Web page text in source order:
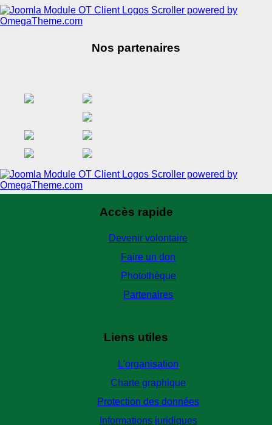
Nos partenaires
Accès rapide
Devenir volontaire
Faire un don
Photothèque
Partenaires
Liens utiles
L'organisation
Charte graphique
Protection des données
Informations juridiques